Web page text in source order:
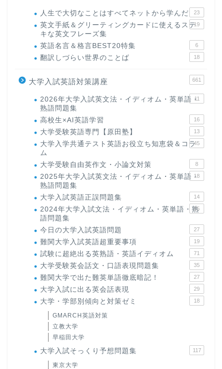
人生で大切なことはすべてネットから学んだ 23
英文手紙＆グリーティングカードに使えるステ
キな英文フレーズ集
19
英語名言＆格言BEST20特集 6
翻訳しづらい世界のことば 18
大学入試英語対策講座 661
2026年大学入試英文法・イディオム・英単語・
熟語問題集
11
高校生×AI英語学習 16
大学受験英語専門【原田塾】 13
大学入学共通テスト英語お役立ち知恵袋＆コラ
ム
45
大学受験自由英作文・小論文対策 8
2025年大学入試英文法・イディオム・英単語・
熟語問題集
18
大学入試英語正誤問題集 14
2024年大学入試文法・イディオム・英単語・熟
語問題集
15
今日の大学入試英語問題 27
難関大学入試英語超重要事項 19
試験に超絶出る英熟語・英語イディオム 71
大学受験英会話文・口語表現問題集 35
難関大学で出た難英単語徹底暗記！ 27
大学入試に出る英会話表現 29
大学・学部別傾向と対策ゼミ 18
GMARCH英語対策
立教大学
早稲田大学
大学入試そっくり予想問題集 117
東京大学